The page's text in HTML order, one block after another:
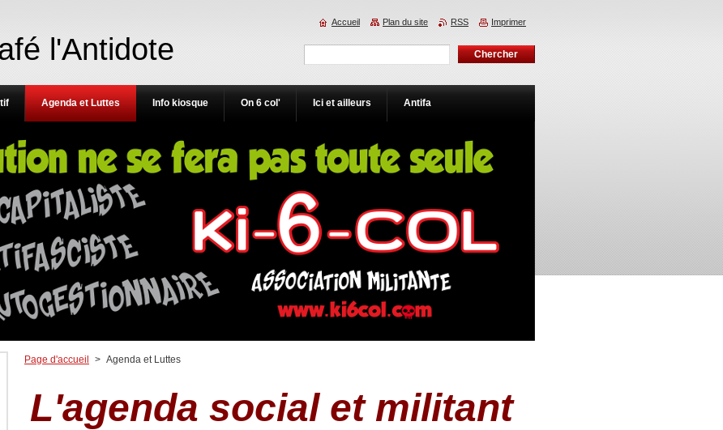
l'Antidote
Page d'accueil > Agenda et Luttes
L'agenda social et militant
Agenda et Luttes Info kiosque On 6 col' Ici et ailleurs Antifa
Accueil Plan du site RSS Imprimer